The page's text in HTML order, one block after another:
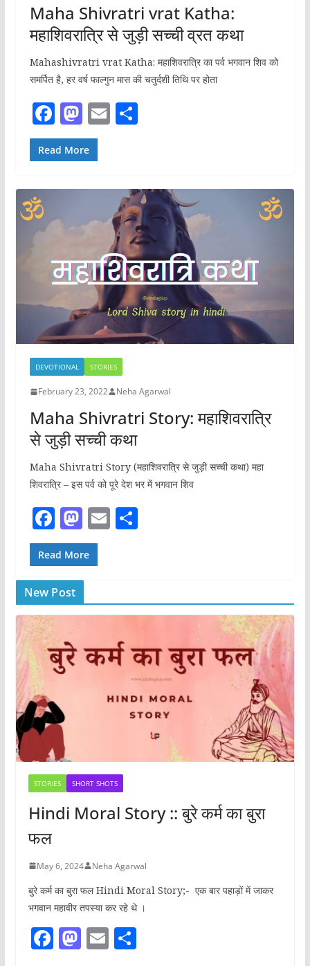
Maha Shivratri vrat Katha:
महाशिवरात्रि से जुड़ी सच्ची व्रत कथा
Mahashivratri vrat Katha: महाशिवरात्रि का पर्व भगवान शिव को
समर्पित है, हर वर्ष फाल्गुन मास की चतुर्दशी तिथि पर होता
F
a
c
o
k
M
a
st
o
E S
Read More
DEVOTIONAL STORIES
February 23, 2022 Neha Agarwal
Maha Shivratri Story: महाशिवरात्रि
से जुड़ी सच्ची कथा
Maha Shivratri Story (महाशिवरात्रि से जुड़ी सच्ची कथा) महा
शिवरात्रि – इस पर्व को पूरे देश भर में भगवान शिव
F
a
c
e
b
o
k
M
a
st
o
d
n
E S
Read More
New Post
STORIES SHORT SHOTS
Hindi Moral Story :: बुरे कर्म का बुरा
फल
May 6, 2024 Neha Agarwal
बुरे कर्म का बुरा फल Hindi Moral Story;- एक बार पहाड़ों में जाकर
भगवान महावीर तपस्या कर रहे थे ।
F M E S